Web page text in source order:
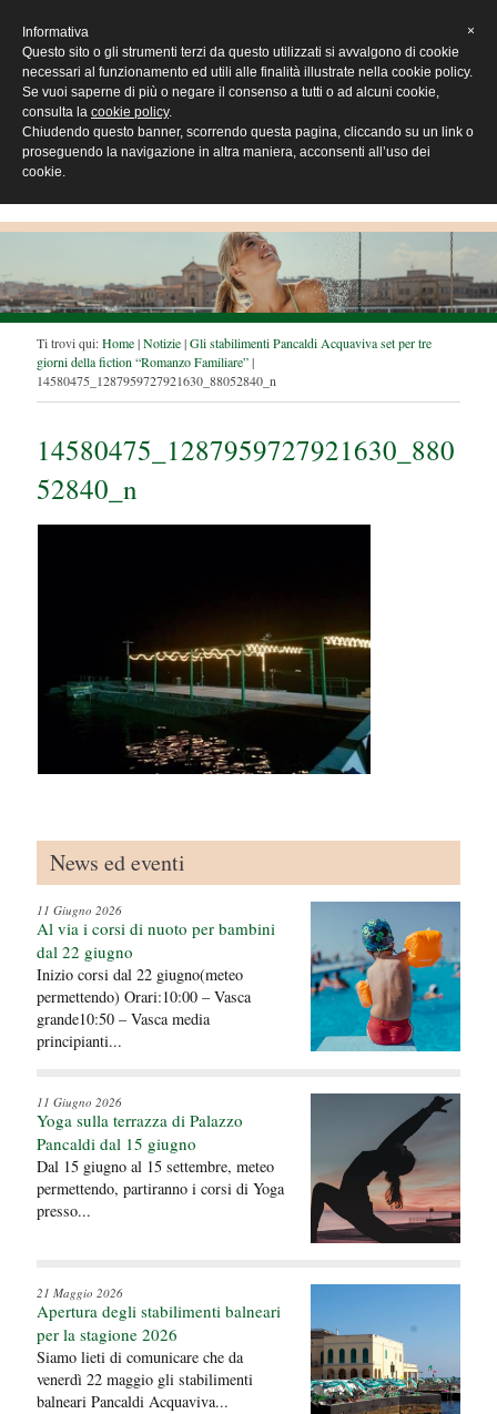
T
i
t
r
v
i
q
u
i
Ti trovi qui:Home|Notizie|Gli stabilimenti Pancaldi Acquaviva set per tre
giorni della fiction “Romanzo Familiare”|
14580475_1287959727921630_88052840_n
14580475_1287959727921630_880
52840_n
News ed eventi
11 Giugno 2026
Al via i corsi di nuoto per bambini
dal 22 giugno
Inizio corsi dal 22 giugno(meteo
permettendo) Orari:10:00 – Vasca
grande10:50 – Vasca media
principianti...
11 Giugno 2026
Yoga sulla terrazza di Palazzo
Pancaldi dal 15 giugno
Dal 15 giugno al 15 settembre, meteo
permettendo, partiranno i corsi di Yoga
presso...
21 Maggio 2026
Apertura degli stabilimenti balneari
per la stagione 2026
Siamo lieti di comunicare che da
venerdì 22 maggio gli stabilimenti
balneari Pancaldi Acquaviva...
×
Informativa
Questo sito o gli strumenti terzi da questo utilizzati si avvalgono di cookie
necessari al funzionamento ed utili alle finalità illustrate nella cookie policy.
Se vuoi saperne di più o negare il consenso a tutti o ad alcuni cookie,
consulta la cookie policy.
Chiudendo questo banner, scorrendo questa pagina, cliccando su un link o
proseguendo la navigazione in altra maniera, acconsenti all’uso dei
cookie.